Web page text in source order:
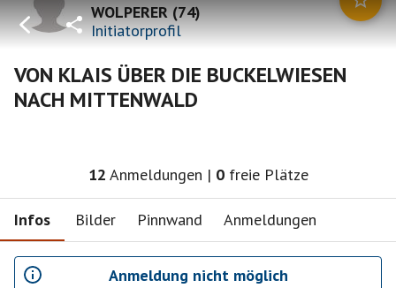
WOLPERER(74)
Initiatorprofil
VON KLAIS ÜBER DIE BUCKELWIESEN
NACH MITTENWALD
12 Anmeldungen | 0 freie Plätze
Infos Bilder Pinnwand Anmeldungen
Anmeldung nicht möglich